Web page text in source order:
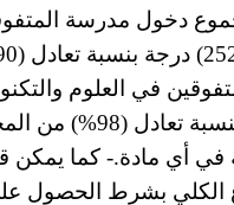
دخول مدرسة
في العلوم
ألا يقل مجموع درجات الطالب
في أي مادة.- كما يمكن
(95%) من المجموع الكلي بشرط